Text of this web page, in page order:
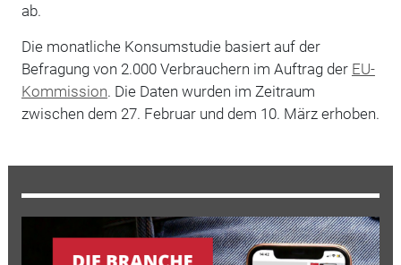
ab.
Die monatliche Konsumstudie basiert auf der
Befragung von 2.000 Verbrauchern im Auftrag der EU-
Kommission. Die Daten wurden im Zeitraum
zwischen dem 27. Februar und dem 10. März erhoben.